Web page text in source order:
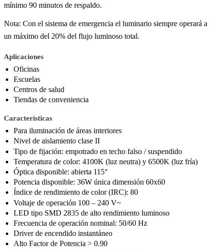
mínimo 90 minutos de respaldo.
Nota: Con el sistema de emergencia el luminario siempre operará a
un máximo del 20% del flujo luminoso total.
Aplicaciones
Oficinas
Escuelas
Centros de salud
Tiendas de conveniencia
Características
Para iluminación de áreas interiores
Nivel de aislamiento clase II
Tipo de fijación: empotrado en techo falso / suspendido
Temperatura de color: 4100K (luz neutra) y 6500K (luz fría)
Óptica disponible: abierta 115°
Potencia disponible: 36W única dimensión 60x60
Índice de rendimiento de color (IRC): 80
Voltaje de operación 100 – 240 V~
LED tipo SMD 2835 de alto rendimiento luminoso
Frecuencia de operación nominal: 50/60 Hz
Driver de encendido instantáneo
Alto Factor de Potencia > 0.90